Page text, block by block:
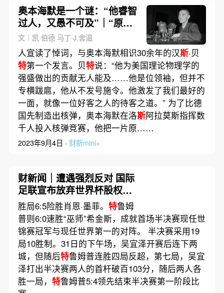
奥本海默是一个谜：“他睿智
过人，又愚不可及”｜“原子
弹之父”的胜利和悲剧②
文｜凯·伯德 马丁·J.舍温
人宣读了悼词，与奥本海默相识30余年的汉斯·贝
特第一个发言。贝特说：“他为美国理论物理学的
强盛做出的贡献无人能及……他是位领袖，但并不
专横跋扈，他从不发号施令。他激发了我们最好的
一面，就像一位好客之人的待客之道。” 为了比德
国先制造出核弹，奥本海默在洛斯阿拉莫斯指挥数
千人投入核弹竞赛，他把一片原……
2023年9月4日 · 财新mini+
财新闻｜遭遇强烈反对 国际
足联宣布放弃世界杯股权出
售项目
胜局6:5险胜肖恩·墨菲。 特鲁姆
普则6:0速胜“巫师”希金斯，成就首场半决赛现任世
锦赛冠军与现任世界第一的对阵。 半决赛采用19
局10胜制。31日的下午场，吴宜泽开赛后连下两
城，但随后特鲁姆普连胜四局反超，第七局，吴宜
泽打出半决赛两人的首杆破百103分，随后两人各
胜一局， 特鲁姆普5:4领先结束半决赛第一阶段比